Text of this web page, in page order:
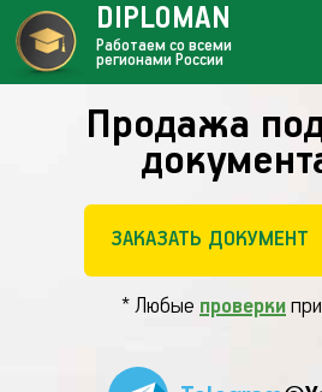
Продажа
ЗАКАЗАТЬ ДОКУМЕНТ
* Любые проверки
DIPLOMAN
Работаем со всеми
регионами России